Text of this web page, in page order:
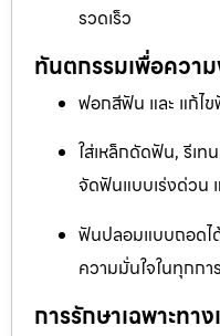
รวดเร็ว
ทันตกรรมเพื่อควา
ฟอกสีฟัน และ แก้ไ
ใส่เหล็กดัดฟัน, รีเ
จัดฟันแบบเร่งด่วน
ฟันปลอมแบบถอดไ
ความมั่นใจในทุกกา
การรักษาเฉพาะทา